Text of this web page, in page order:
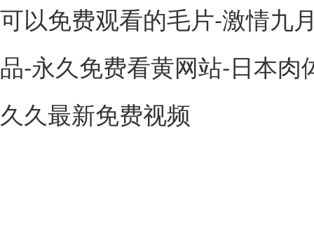
可以免费观看的毛片-激情九
品-永久免费看黄网站-日本
久久最新免费视频